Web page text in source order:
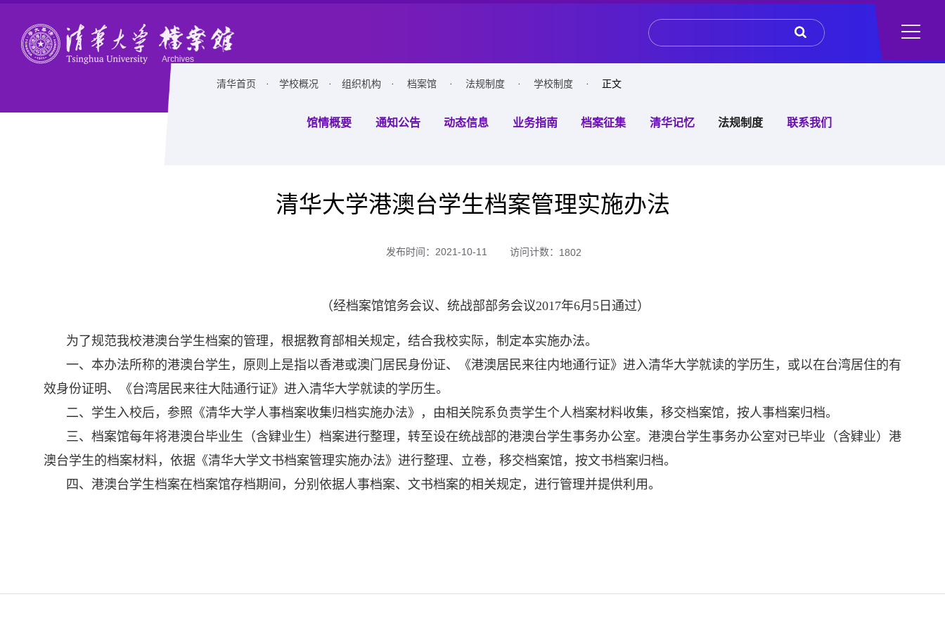
清华首页 ·学校概况 ·组织机构 ·档案馆 · 法规制度 ·学校制度 · 正文
馆情概要 通知公告 动态信息 业务指南 档案征集 清华记忆 法规制度 联系我们
清华大学港澳台学生档案管理实施办法
发布时间：2021-10-11 访问计数： 1802
（经档案馆馆务会议、统战部部务会议2017年6月 5 日通过）
为了规范我校港澳台学生档案的管理，根据教育部相关规定，结合我校实际，制定本实施办法。
一、本办法所称的港澳台学生，原则上是指以香港或澳门居民身份证、《港澳居民来往内地通行证》进入清华大学就读的学历生，或以在台湾居住的有
效身份证明、《台湾居民来往大陆通行证》进入清华大学就读的学历生。
二、学生入校后，参照《清华大学人事档案收集归档实施办法》，由相关院系负责学生个人档案材料收集，移交档案馆，按人事档案归档。
三、档案馆每年将港澳台毕业生（含肄业生）档案进行整理，转至设在统战部的港澳台学生事务办公室。港澳台学生事务办公室对已毕业（含肄业）港
澳台学生的档案材料，依据《清华大学文书档案管理实施办法》进行整理、立卷，移交档案馆，按文书档案归档。
四、港澳台学生档案在档案馆存档期间，分别依据人事档案、文书档案的相关规定，进行管理并提供利用。